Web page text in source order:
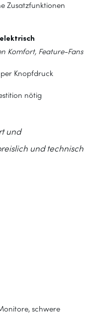
Zusatzfunktionen
Komfort, Feature-Fans
Knopfdruck
nötig
und
und technisch
schwere